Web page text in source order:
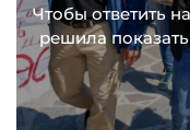
Чтобы ответить
решила